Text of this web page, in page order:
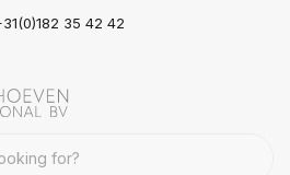
35 42 42